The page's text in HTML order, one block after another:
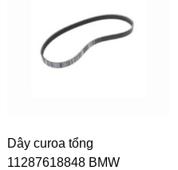
Dây curoa tổng
11287618848 BMW